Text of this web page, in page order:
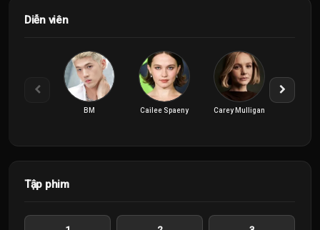
Diễn viên
BM Cailee Spaeny Carey Mulligan
Tập phim